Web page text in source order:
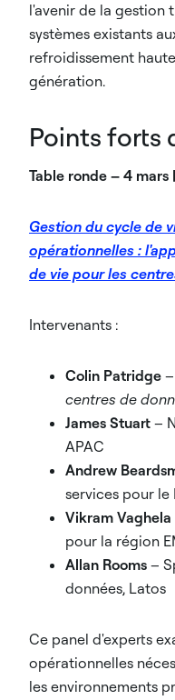
l'avenir de la gestion
systèmes existants
refroidissement
génération.
Points forts
Table ronde – 4 mars
Gestion du cycle de
opérationnelles :
de vie pour les
Intervenants :
Colin Patridge
centres de
James Stuart –
APAC
Andrew
services pour le
Vikram Vaghela
pour la région
Allan Rooms –
données, Latos
Ce panel d'experts
opérationnelles
les environnements